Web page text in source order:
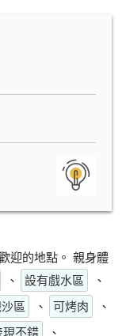
迎的地點。 親身體
、 設有戲水區
、
區 、 可烤肉
、
現不錯
、